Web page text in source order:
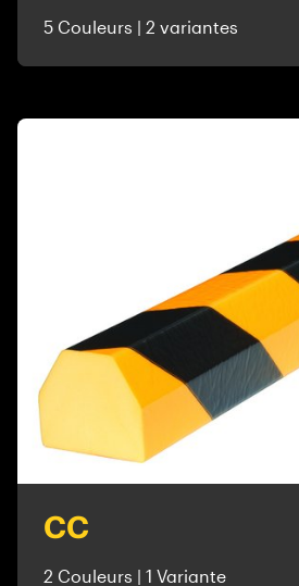
5 Couleurs | 2 variantes
CC
2 Couleurs | 1 Variante